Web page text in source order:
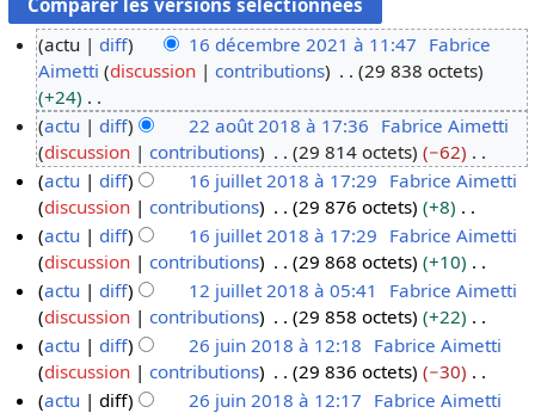
d
c
m
2
2
actu diff 16 décembre 2021 à 11:47 Fabrice
Aimetti discussion contributions
29 838 octets
+24
A
u
c
u
n
r
é
s
u
m
é
d
2
o
0
8
actu diff 22 août 2018 à 17:36 Fabrice Aimetti
discussion
contributions 29 814 octets
−62
A
u
c
u
n
r
é
s
u
m
6
u
e
actu diff 16 juillet 2018 à 17:29 Fabrice Aimetti
discussion
contributions 29 876 octets
+8
A
u
c
u
n
r
é
actu diff 16 juillet 2018 à 17:29 Fabrice Aimetti
discussion
contributions 29 868 octets
+10
A
u
c
u
n
2
u
actu diff 12 juillet 2018 à 05:41
Fabrice Aimetti
discussion
contributions 29 858 octets
+22
A
u
c
6
actu diff 26 juin 2018 à 12:18 Fabrice Aimetti
discussion
contributions 29 836 octets
−30
Aactu diff 26 juin 2018 à 12:17 Fabrice Aimetti